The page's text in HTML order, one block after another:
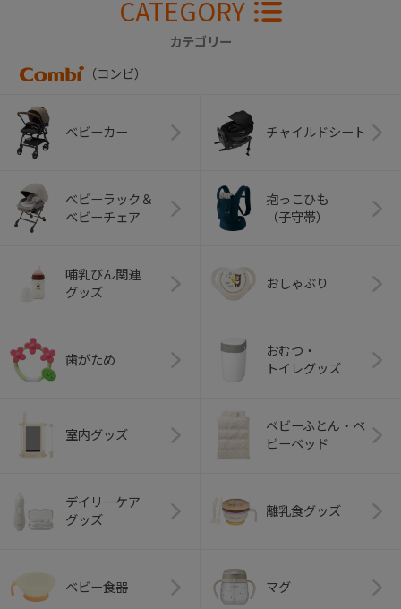
CATEGORY
カテゴリー
（コンビ）
ベビーカー チャイルドシート
ベビーラック＆
ベビーチェア
抱っこひも
（子守帯）
哺乳びん関連
グッズ
おしゃぶり
歯がため
おむつ・
トイレグッズ
室内グッズ
ベビーふとん・ベ
ビーベッド
デイリーケア
グッズ
離乳食グッズ
ベビー食器 マグ